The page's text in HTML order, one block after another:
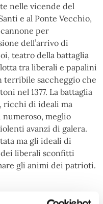
nelle vicende del
e al Ponte Vecchio,
per
dell’arrivo di
teatro della battaglia
tra liberali e papalini
terribile saccheggio che
nel 1377. La battaglia
ricchi di ideali ma
meglio
avanzi di galera.
ma gli ideali di
liberali sconfitti
gli animi dei patrioti.